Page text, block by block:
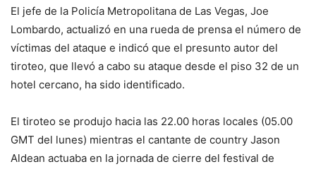
El jefe de la Policía Metropolitana de Las Vegas, Joe
Lombardo, actualizó en una rueda de prensa el número de
víctimas del ataque e indicó que el presunto autor del
tiroteo, que llevó a cabo su ataque desde el piso 32 de un
hotel cercano, ha sido identificado.
El tiroteo se produjo hacia las 22.00 horas locales (05.00
GMT del lunes) mientras el cantante de country Jason
Aldean actuaba en la jornada de cierre del festival de